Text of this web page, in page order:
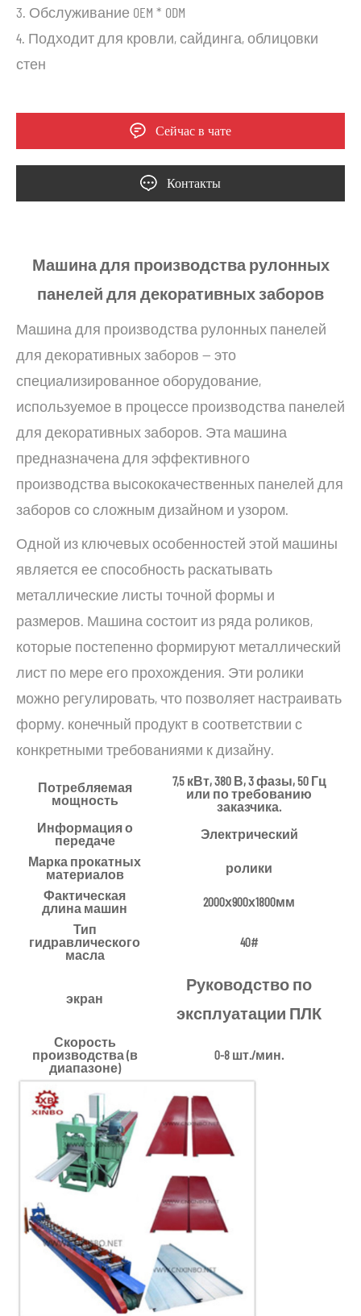
3. Обслуживание OEM * ODM
4. Подходит для кровли, сайдинга, облицовки
стен
Сейчас в чате
Контакты
Машина для производства рулонных
панелей для декоративных заборов
Машина для производства рулонных панелей
для декоративных заборов — это
специализированное оборудование,
используемое в процессе производства панелей
для декоративных заборов. Эта машина
предназначена для эффективного
производства высококачественных панелей для
заборов со сложным дизайном и узором.
Одной из ключевых особенностей этой машины
является ее способность раскатывать
металлические листы точной формы и
размеров. Машина состоит из ряда роликов,
которые постепенно формируют металлический
лист по мере его прохождения. Эти ролики
можно регулировать, что позволяет настраивать
форму. конечный продукт в соответствии с
конкретными требованиями к дизайну.
Потребляемая
мощность
7,5 кВт, 380 В, 3 фазы, 50 Гц
или по требованию
заказчика.
Информация о
передаче
Электрический
Марка прокатных
материалов
ролики
Фактическая
длина машин
2000х900х1800мм
Тип
гидравлического
масла
40#
экран
Руководство по
эксплуатации ПЛК
Скорость
производства (в
диапазоне)
0-8 шт./мин.